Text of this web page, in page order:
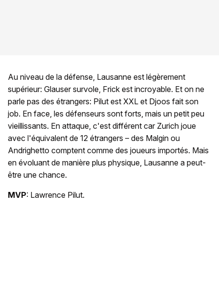
Au niveau de la défense, Lausanne est légèrement
supérieur: Glauser survole, Frick est incroyable. Et on ne
parle pas des étrangers: Pilut est XXL et Djoos fait son
job. En face, les défenseurs sont forts, mais un petit peu
vieillissants. En attaque, c'est différent car Zurich joue
avec l'équivalent de 12 étrangers – des Malgin ou
Andrighetto comptent comme des joueurs importés. Mais
en évoluant de manière plus physique, Lausanne a peut-
être une chance.
MVP: Lawrence Pilut.